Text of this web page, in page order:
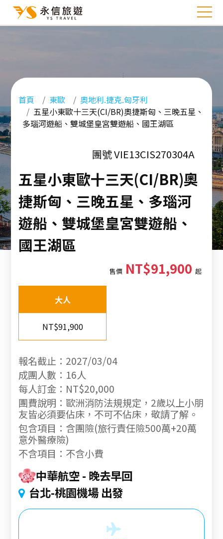
首頁 東歐
奧地利.捷克.匈牙利
五星小東歐十三天(CI/BR)奧捷斯匈、三晚五星、
多瑙河遊船、雙城堡皇宮雙遊船、國王湖區
團號 VIE13CIS270304A
五星小東歐十三天(CI/BR)奧
捷斯匈、三晚五星、多瑙河
遊船、雙城堡皇宮雙遊船、
國王湖區
售價NT$91,900 起
大人
NT$91,900
報名截止：2027/03/04
成團人數：16人
每人訂金：NT$20,000
團費說明：歐洲消防法規規定，2歲以上小朋
友皆必須要佔床，不可不佔床，敬請了解。
包含項目：含團險(旅行責任險500萬+20萬
意外醫療險)
不含項目：不含小費
中華航空 晚去早回
台北-桃園機場 出發